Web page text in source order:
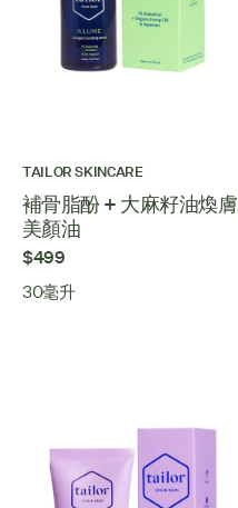
TAILOR SKINCARE
補骨脂酚 + 大麻籽油煥膚
美顏油
$499
30毫升